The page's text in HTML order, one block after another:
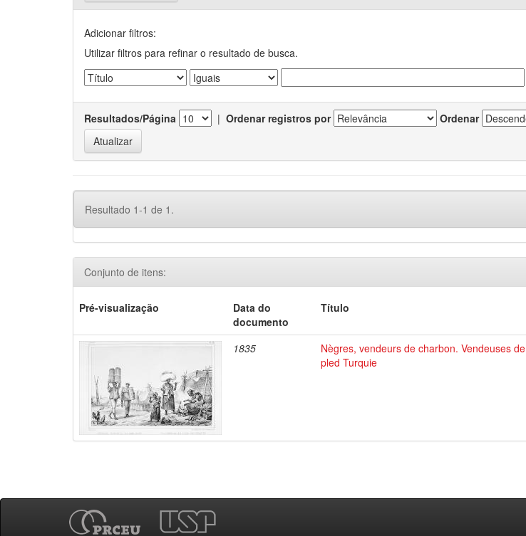
Adicionar filtros:
Utilizar filtros para refinar o resultado de busca.
Resultados/Página | Ordenar registros por Ordenar
Resultado 1-1 de 1.
Conjunto de itens:
Pré-visualização
Data do
documento
Título
1835
Nègres, vendeurs de charbon. Vendeuses de
pled Turquie